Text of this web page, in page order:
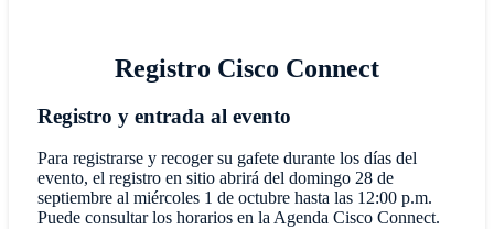
Registro Cisco Connect
Registro y entrada al evento
Para registrarse y recoger su gafete durante los días del
evento, el registro en sitio abrirá del domingo 28 de
septiembre al miércoles 1 de octubre hasta las 12:00 p.m.
Puede consultar los horarios en la Agenda Cisco Connect.